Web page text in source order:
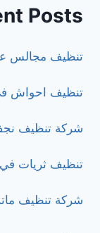
Posts
تنظيف مجالس
تنظيف احواش
شركة تنظيف
تنظيف ثريات في
شركة تنظيف